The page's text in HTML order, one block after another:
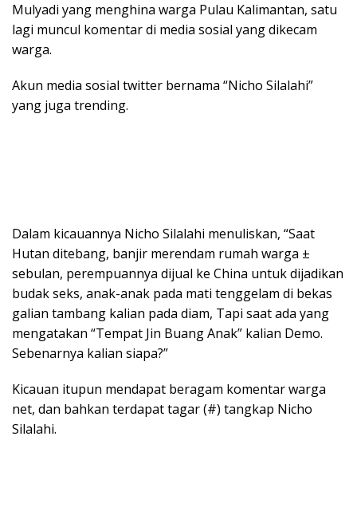
Mulyadi yang menghina warga Pulau Kalimantan, satu
lagi muncul komentar di media sosial yang dikecam
warga.
Akun media sosial twitter bernama “Nicho Silalahi”
yang juga trending.
Dalam kicauannya Nicho Silalahi menuliskan, “Saat
Hutan ditebang, banjir merendam rumah warga ±
sebulan, perempuannya dijual ke China untuk dijadikan
budak seks, anak-anak pada mati tenggelam di bekas
galian tambang kalian pada diam, Tapi saat ada yang
mengatakan “Tempat Jin Buang Anak” kalian Demo.
Sebenarnya kalian siapa?”
Kicauan itupun mendapat beragam komentar warga
net, dan bahkan terdapat tagar (#) tangkap Nicho
Silalahi.